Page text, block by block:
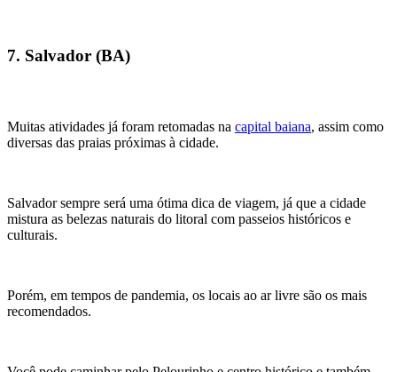
7. Salvador (BA)
Muitas atividades já foram retomadas na capital baiana, assim como
diversas das praias próximas à cidade.
Salvador sempre será uma ótima dica de viagem, já que a cidade
mistura as belezas naturais do litoral com passeios históricos e
culturais.
Porém, em tempos de pandemia, os locais ao ar livre são os mais
recomendados.